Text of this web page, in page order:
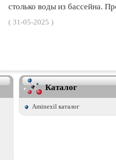
столько воды из бассейна.
( 31-05-2025 )
Каталог
Aminexil каталог